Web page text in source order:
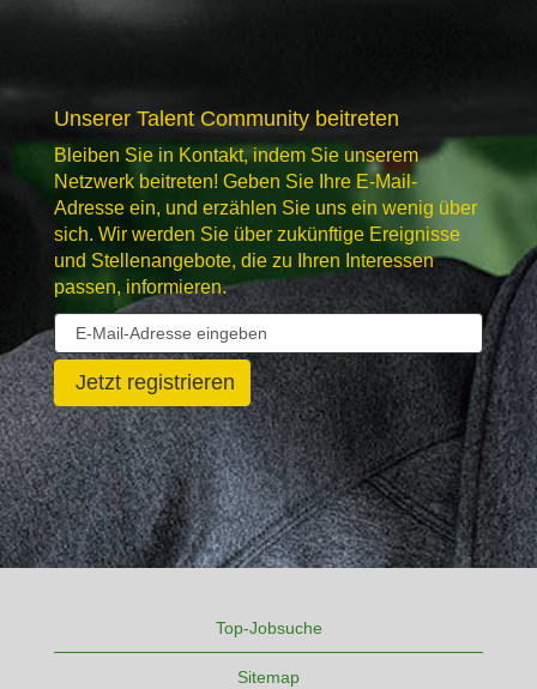
Unserer Talent Community beitreten
Bleiben Sie in Kontakt, indem Sie unserem
Netzwerk beitreten! Geben Sie Ihre E-Mail-
Adresse ein, und erzählen Sie uns ein wenig über
sich. Wir werden Sie über zukünftige Ereignisse
und Stellenangebote, die zu Ihren Interessen
passen, informieren.
Top-Jobsuche
Sitemap